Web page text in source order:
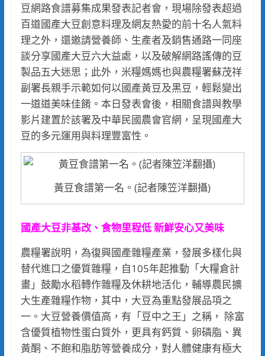
豆網路食譜募集成果發表記者會，現場除發表超過
百道國產大豆創意料理及網友熱愛的前十名人氣料
理之外，還邀請營養師、生產者及銷售通路一同座
談分享國產大豆六大益處，以及破解網路謠傳的豆
製品五大迷思；此外，米糧媽媽也與農糧署蘇茂祥
副署長親手示範如何以國產黃豆及黑豆，輕鬆變出
一道道美味佳餚。本日發表會後，相關食譜與教學
影片建置於該署及中華民國農會官網，呈現國產大
豆的多元運用與料理豐富性。
黃豆食譜第一名。(記者陳笠洋翻攝)
國產大豆非基改、食物里程低 新鮮安心又美味
農糧署說明，為復興國產雜糧產業，發展多樣化與
替代進口之優質雜糧，自105年起推動「大糧倉計
畫」鼓勵水稻轉作雜糧及休耕地活化，輔導農民擴
大生產雜糧作物，其中，大豆為重點發展品項之
一。大豆營養價值高，有「豆中之王」之稱， 除富
含優質植物性蛋白質外，更具有鈣質、卵磷脂、異
黃酮、不飽和脂肪等營養成分，對人體健康有極大